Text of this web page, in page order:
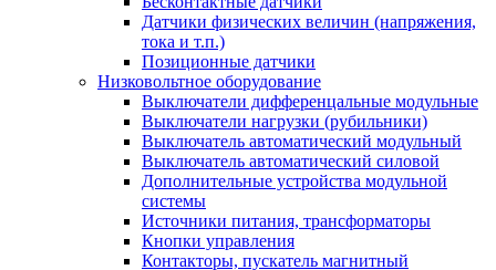
Датчики физических величин (напряжения,
тока и т.п.)
Позиционные датчики
Низковольтное оборудование
Выключатели дифференцальные модульные
Выключатели нагрузки (рубильники)
Выключатель автоматический модульный
Выключатель автоматический силовой
Дополнительные устройства модульной
системы
Источники питания, трансформаторы
Кнопки управления
Контакторы, пускатель магнитный